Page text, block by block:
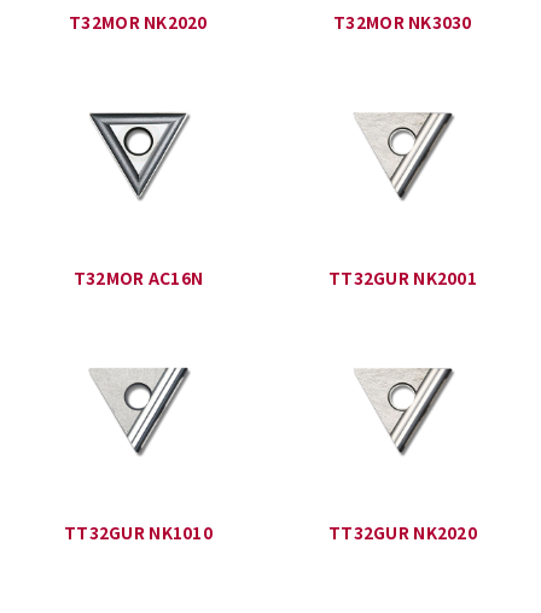
T32MOR NK2020 T32MOR NK3030
T32MOR AC16N TT32GUR NK2001
TT32GUR NK1010 TT32GUR NK2020